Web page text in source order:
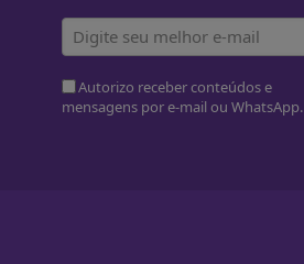
Autorizo receber conteúdos e
mensagens por e-mail ou WhatsApp.